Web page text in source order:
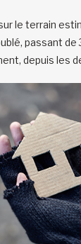
le terrain
passant
depuis les